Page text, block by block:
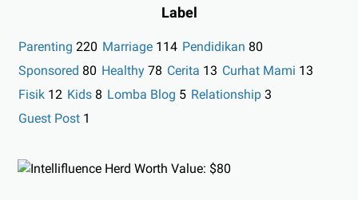
Label
Parenting 220 Marriage 114 Pendidikan 80
Sponsored 80 Healthy 78 Cerita 13 Curhat Mami 13
Fisik 12 Kids 8 Lomba Blog 5 Relationship 3
Guest Post 1